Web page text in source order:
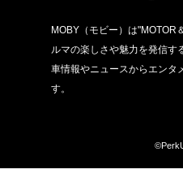
MOBY（モビー）は"MOTOR
ルマの楽しさや魅力を発信す
車情報やニュースからエンタ
す。